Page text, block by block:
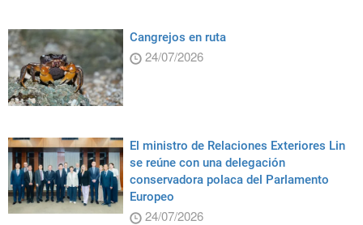
Cangrejos en ruta
24/07/2026
El ministro de Relaciones Exteriores Lin
se reúne con una delegación
conservadora polaca del Parlamento
Europeo
24/07/2026